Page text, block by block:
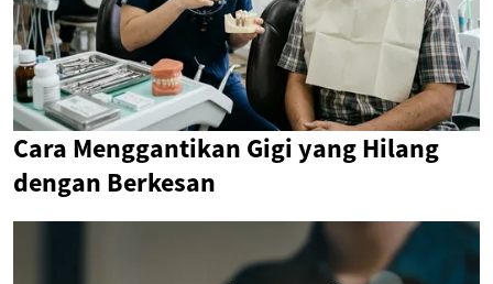
Cara Menggantikan Gigi yang Hilang
dengan Berkesan